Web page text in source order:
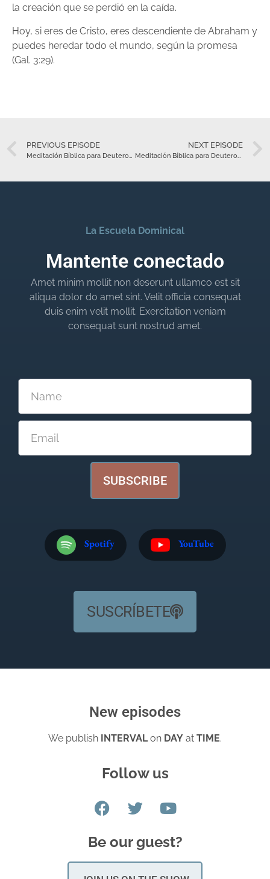
la creación que se perdió en la caída.
Hoy, si eres de Cristo, eres descendiente de Abraham y
puedes heredar todo el mundo, según la promesa
(Gal. 3:29).
PREVIOUS EPISODE
Meditación Bíblica para Deuteronomio 24 – Junio 19
NEXT EPISODE
Meditación Bíblica para Deuteronomio 26 – Junio 21
La Escuela Dominical
Mantente conectado
Amet minim mollit non deserunt ullamco est sit
aliqua dolor do amet sint. Velit officia consequat
duis enim velit mollit. Exercitation veniam
consequat sunt nostrud amet.
SUBSCRIBE
Spotify YouTube
SUSCRÍBETE
New episodes
We publish INTERVALon DAY at TIME.
Follow us
Be our guest?